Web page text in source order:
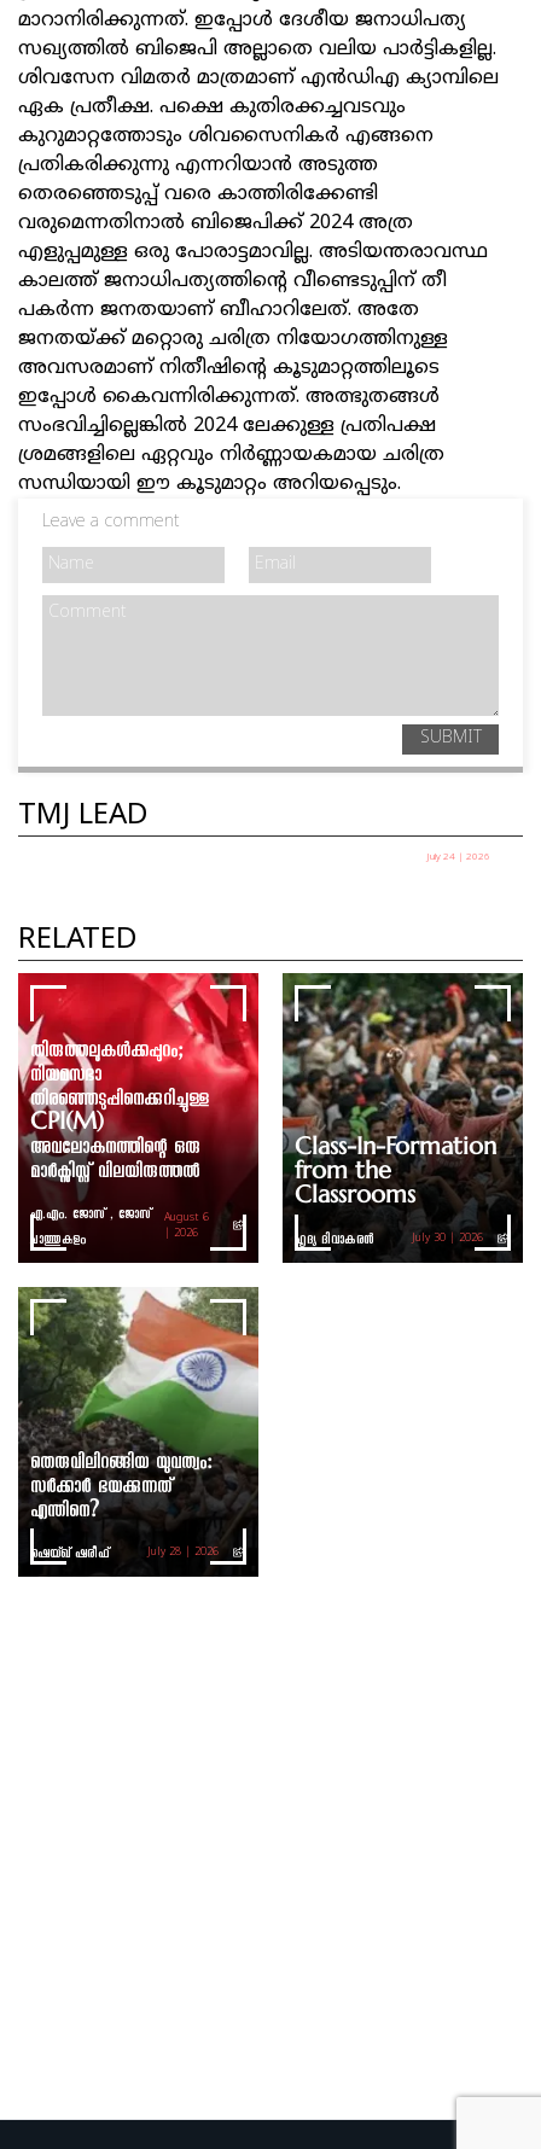
മാറാനിരിക്കുന്നത്. ഇപ്പോൾ ദേശീയ ജനാധിപത്യ
സഖ്യത്തിൽ ബിജെപി അല്ലാതെ വലിയ പാർട്ടികളില്ല.
ശിവസേന വിമതർ മാത്രമാണ് എൻഡിഎ ക്യാമ്പിലെ
ഏക പ്രതീക്ഷ. പക്ഷെ കുതിരക്കച്ചവടവും
കുറുമാറ്റത്തോടും ശിവസൈനികർ എങ്ങനെ
പ്രതികരിക്കുന്നു എന്നറിയാൻ അടുത്ത
തെരഞ്ഞെടുപ്പ് വരെ കാത്തിരിക്കേണ്ടി
വരുമെന്നതിനാൽ ബിജെപിക്ക് 2024 അത്ര
എളുപ്പമുള്ള ഒരു പോരാട്ടമാവില്ല. അടിയന്തരാവസ്ഥ
കാലത്ത് ജനാധിപത്യത്തിന്റെ വീണ്ടെടുപ്പിന് തീ
പകർന്ന ജനതയാണ് ബീഹാറിലേത്. അതേ
ജനതയ്ക്ക് മറ്റൊരു ചരിത്ര നിയോഗത്തിനുള്ള
അവസരമാണ് നിതീഷിന്റെ കൂടുമാറ്റത്തിലൂടെ
ഇപ്പോൾ കൈവന്നിരിക്കുന്നത്. അത്ഭുതങ്ങൾ
സംഭവിച്ചില്ലെങ്കിൽ 2024 ലേക്കുള്ള പ്രതിപക്ഷ
ശ്രമങ്ങളിലെ ഏറ്റവും നിർണ്ണായകമായ ചരിത്ര
സന്ധിയായി ഈ കൂടുമാറ്റം അറിയപ്പെടും.
Leave a comment
SUBMIT
TMJ LEAD
July 24 | 2026
RELATED
തിരുത്തലുകൾക്കപ്പുറം;
നിയമസഭാ
തിരഞ്ഞെടുപ്പിനെക്കുറിച്ചുള്ള
CPI(M)
അവലോകനത്തിന്റെ ഒരു
മാർക്സിസ്റ്റ് വിലയിരുത്തൽ
എ.എം. ജോസ് , ജോസ്
ചാത്തുകുളം
August 6
| 2026
Class-In-Formation
from the
Classrooms
ഹൃദ്യ ദിവാകരൻ July 30 | 2026
തെരുവിലിറങ്ങിയ യുവത്വം:
സർക്കാർ ഭയക്കുന്നത്
എന്തിനെ?
ഷെയ്ഖ് ഷരീഫ് July 28 | 2026